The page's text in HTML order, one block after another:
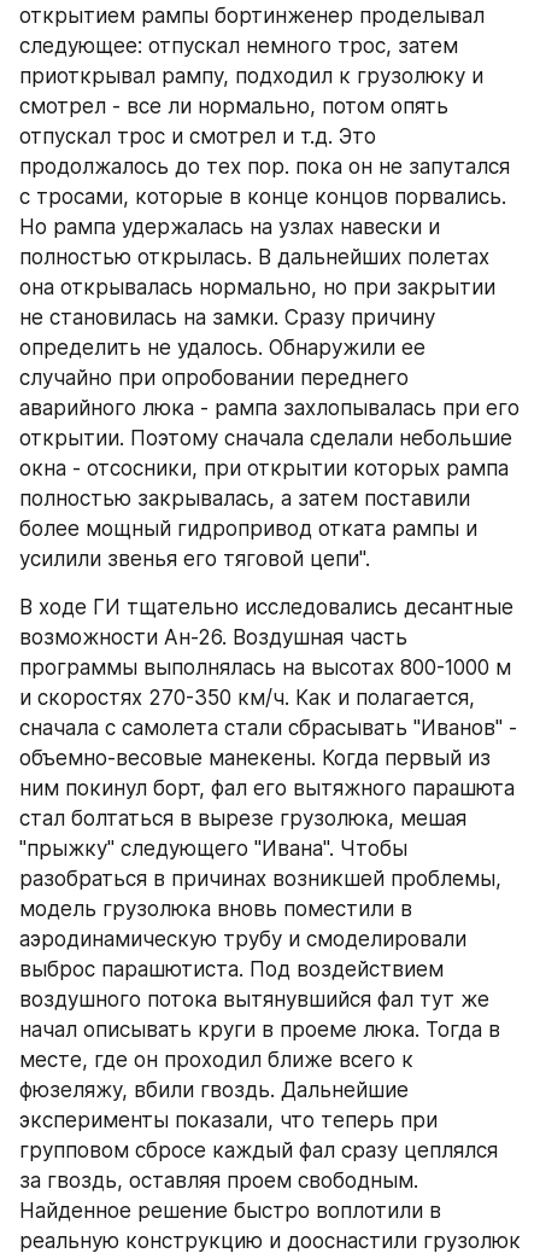
открытием рампы бортинженер проделывал
следующее: отпускал немного трос, затем
приоткрывал рампу, подходил к грузолюку и
смотрел - все ли нормально, потом опять
отпускал трос и смотрел и т.д. Это
продолжалось до тех пор. пока он не запутался
с тросами, которые в конце концов порвались.
Но рампа удержалась на узлах навески и
полностью открылась. В дальнейших полетах
она открывалась нормально, но при закрытии
не становилась на замки. Сразу причину
определить не удалось. Обнаружили ее
случайно при опробовании переднего
аварийного люка - рампа захлопывалась при его
открытии. Поэтому сначала сделали небольшие
окна - отсосники, при открытии которых рампа
полностью закрывалась, а затем поставили
более мощный гидропривод отката рампы и
усилили звенья его тяговой цепи".
В ходе ГИ тщательно исследовались десантные
возможности Ан-26. Воздушная часть
программы выполнялась на высотах 800-1000 м
и скоростях 270-350 км/ч. Как и полагается,
сначала с самолета стали сбрасывать "Иванов" -
объемно-весовые манекены. Когда первый из
ним покинул борт, фал его вытяжного парашюта
стал болтаться в вырезе грузолюка, мешая
"прыжку" следующего "Ивана". Чтобы
разобраться в причинах возникшей проблемы,
модель грузолюка вновь поместили в
аэродинамическую трубу и смоделировали
выброс парашютиста. Под воздействием
воздушного потока вытянувшийся фал тут же
начал описывать круги в проеме люка. Тогда в
месте, где он проходил ближе всего к
фюзеляжу, вбили гвоздь. Дальнейшие
эксперименты показали, что теперь при
групповом сбросе каждый фал сразу цеплялся
за гвоздь, оставляя проем свободным.
Найденное решение быстро воплотили в
реальную конструкцию и дооснастили грузолюк